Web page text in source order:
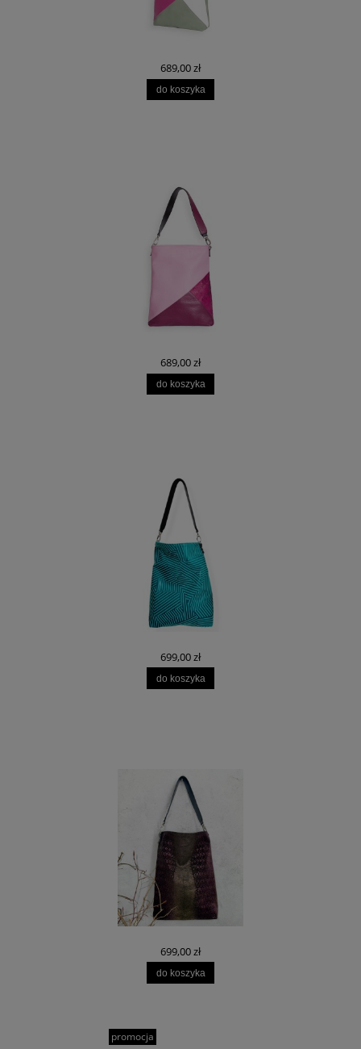
689,00 zł
do koszyka
689,00 zł
do koszyka
699,00 zł
do koszyka
699,00 zł
do koszyka
promocja